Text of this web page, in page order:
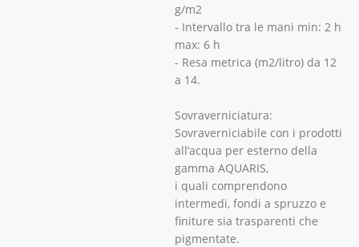
g/m2
- Intervallo tra le mani min: 2 h
max: 6 h
- Resa metrica (m2/litro) da 12
a 14.
Sovraverniciatura:
Sovraverniciabile con i prodotti
all’acqua per esterno della
gamma AQUARIS,
i quali comprendono
intermedi, fondi a spruzzo e
finiture sia trasparenti che
pigmentate.